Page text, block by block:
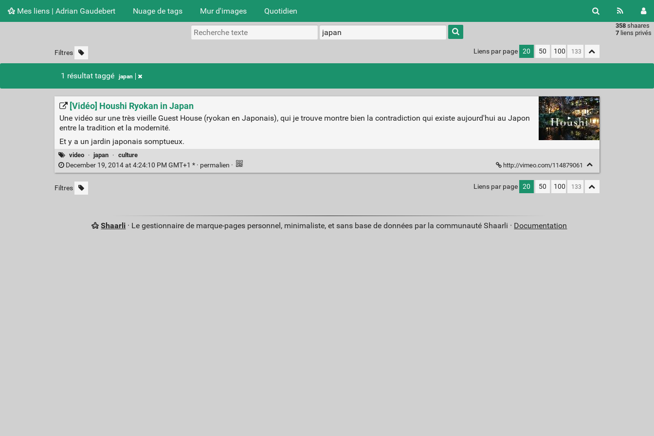
Mes liens | Adrian Gaudebert Nuage de tags Mur d'images Quotidien
358 shaares
7 liens privés
Type 1 or
more
characters
results.
Filtres Liens par page 20 50 100
1 résultat taggé japan
[Vidéo] Houshi Ryokan in Japan
Une vidéo sur une très vieille Guest House (ryokan en Japonais), qui je trouve montre bien la contradiction qui existe aujourd'hui au Japon
entre la tradition et la modernité.
Et y a un jardin japonais somptueux.
video · japan · culture
December 19, 2014 at 4:24:10 PM GMT+1 * · permalien · http://vimeo.com/114879061
Filtres Liens par page 20 50 100
Shaarli · Le gestionnaire de marque-pages personnel, minimaliste, et sans base de données par la communauté Shaarli · Documentation